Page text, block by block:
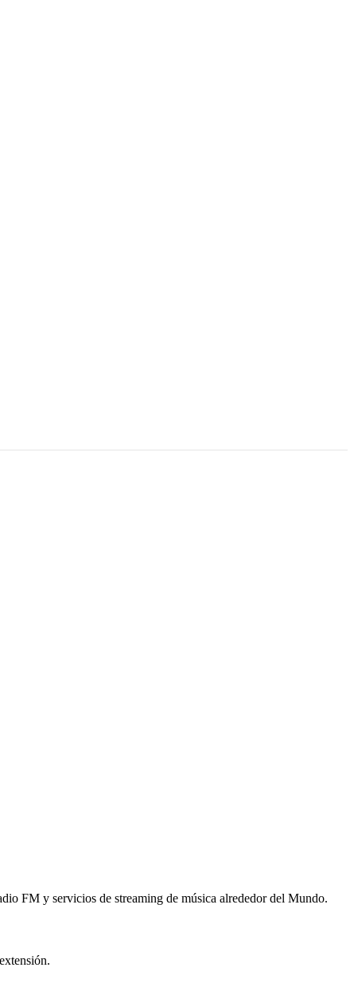
FM y servicios de streaming de música alrededor del Mundo.